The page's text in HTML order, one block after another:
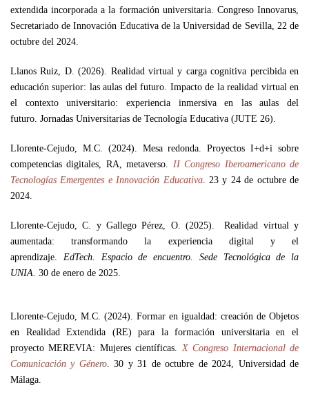
extendida incorporada a la formación universitaria. Congreso Innovarus,
Secretariado de Innovación Educativa de la Universidad de Sevilla, 22 de
octubre del 2024.
Llanos Ruiz, D. (2026). Realidad virtual y carga cognitiva percibida en
educación superior: las aulas del futuro. Impacto de la realidad virtual en
el contexto universitario: experiencia inmersiva en las aulas del
futuro. Jornadas Universitarias de Tecnología Educativa (JUTE 26).
Llorente-Cejudo, M.C. (2024). Mesa redonda. Proyectos I+d+i sobre
competencias digitales, RA, metaverso. II Congreso Iberoamericano de
Tecnologías Emergentes e Innovación Educativa. 23 y 24 de octubre de
2024.
Llorente-Cejudo, C. y Gallego Pérez, O. (2025). Realidad virtual y
aumentada: transformando la experiencia digital y el
aprendizaje.
EdTech. Espacio de encuentro. Sede Tecnológica de la
UNIA. 30 de enero de 2025.
Llorente-Cejudo, M.C. (2024). Formar en igualdad: creación de Objetos
en Realidad Extendida (RE) para la formación universitaria en el
proyecto MEREVIA: Mujeres científicas. X Congreso Internacional de
Comunicación y Género. 30 y 31 de octubre de 2024, Universidad de
Málaga.